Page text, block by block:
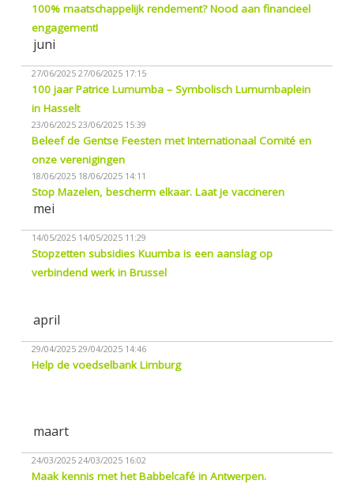
100% maatschappelijk rendement? Nood aan financieel
engagement!
juni
27/06/2025 27/06/2025 17:15
100 jaar Patrice Lumumba – Symbolisch Lumumbaplein
in Hasselt
23/06/2025 23/06/2025 15:39
Beleef de Gentse Feesten met Internationaal Comité en
onze verenigingen
18/06/2025 18/06/2025 14:11
Stop Mazelen, bescherm elkaar. Laat je vaccineren
mei
14/05/2025 14/05/2025 11:29
Stopzetten subsidies Kuumba is een aanslag op
verbindend werk in Brussel
april
29/04/2025 29/04/2025 14:46
Help de voedselbank Limburg
maart
24/03/2025 24/03/2025 16:02
Maak kennis met het Babbelcafé in Antwerpen.